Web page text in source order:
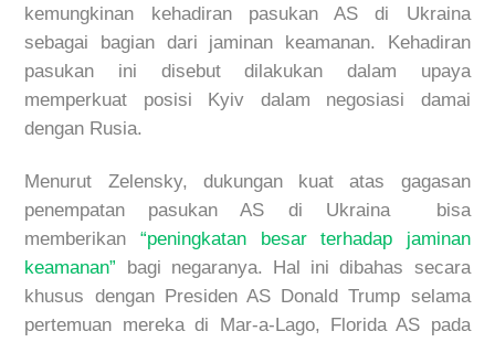
kemungkinan kehadiran pasukan AS di Ukraina
sebagai bagian dari jaminan keamanan. Kehadiran
pasukan ini disebut dilakukan dalam upaya
memperkuat posisi Kyiv dalam negosiasi damai
dengan Rusia.
Menurut Zelensky, dukungan kuat atas gagasan
penempatan pasukan AS di Ukraina bisa
memberikan “peningkatan besar terhadap jaminan
keamanan” bagi negaranya. Hal ini dibahas secara
khusus dengan Presiden AS Donald Trump selama
pertemuan mereka di Mar-a-Lago, FloridaAS pada